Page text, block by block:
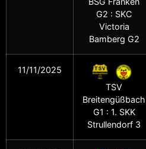
G2 : SKC
Victoria
Bamberg G2
11/11/2025
TSV
Breitengüßbach
G1 : 1. SKK
Strullendorf 3